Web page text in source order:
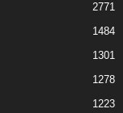
2771
1484
1301
1278
1223